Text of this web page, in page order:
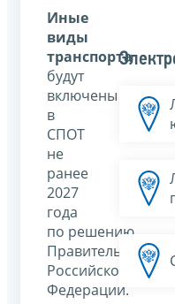
Иные
виды
транспорта
будут
включены
в
СПОТ
не
ранее
2027
года
по решению
Правительства
Российской
Федерации.